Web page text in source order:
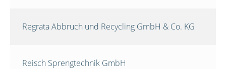
Regrata Abbruch und Recycling GmbH & Co. KG
Reisch Sprengtechnik GmbH